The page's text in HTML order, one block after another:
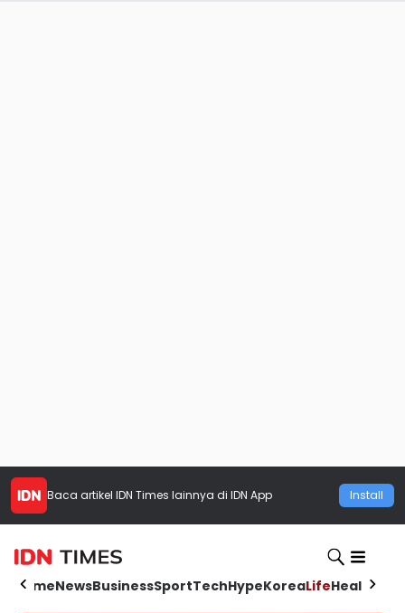
Baca artikel IDN Times lainnya di IDN App Install
HomeNewsBusinessSportTechHypeKoreaLifeHealth